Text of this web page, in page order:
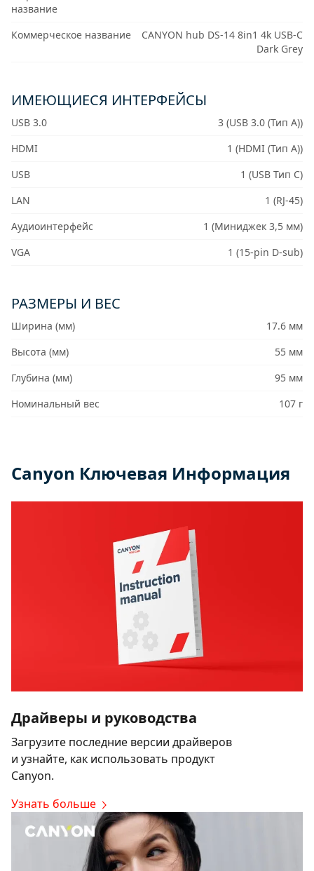
название
Коммерческое название
CANYON hub DS-14 8in1 4k USB-C
Dark Grey
ИМЕЮЩИЕСЯ ИНТЕРФЕЙСЫ
USB 3.0
3 (USB 3.0 (Тип A))
HDMI
1 (HDMI (Тип A))
USB
1 (USB Тип C)
LAN
1 (RJ-45)
Аудиоинтерфейс
1 (Миниджек 3,5 мм)
VGA
1 (15-pin D-sub)
РАЗМЕРЫ И ВЕС
Ширина (мм)
17.6 мм
Высота (мм)
55 мм
Глубина (мм)
95 мм
Номинальный вес
107 г
Canyon Ключевая Информация
Драйверы и руководства
Загрузите последние версии драйверов
и узнайте, как использовать продукт
Canyon.
Узнать больше